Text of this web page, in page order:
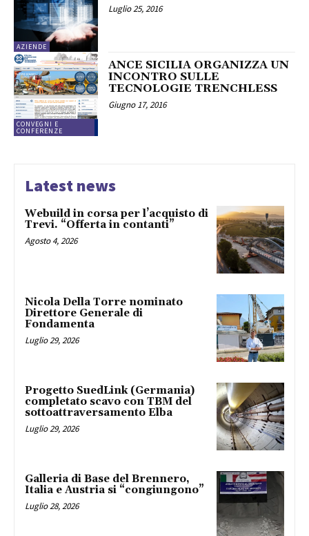
AZIENDE
Luglio 25, 2016
CONVEGNI E
CONFERENZE
ANCE SICILIA ORGANIZZA UN
INCONTRO SULLE
TECNOLOGIE TRENCHLESS
Giugno 17, 2016
Latest news
Webuild in corsa per l’acquisto di
Trevi. “Offerta in contanti”
Agosto 4, 2026
Nicola Della Torre nominato
Direttore Generale di
Fondamenta
Luglio 29, 2026
Progetto SuedLink (Germania)
completato scavo con TBM del
sottoattraversamento Elba
Luglio 29, 2026
Galleria di Base del Brennero,
Italia e Austria si “congiungono”
Luglio 28, 2026